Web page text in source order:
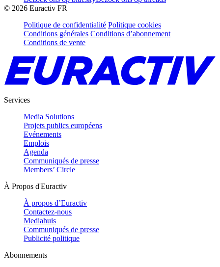
© 2026 Euractiv FR
Politique de confidentialité Politique cookies
Conditions générales Conditions d’abonnement
Conditions de vente
Services
Media Solutions
Projets publics européens
Evénements
Emplois
Agenda
Communiqués de presse
Members’ Circle
À Propos d'Euractiv
À propos d’Euractiv
Contactez-nous
Mediahuis
Communiqués de presse
Publicité politique
Abonnements